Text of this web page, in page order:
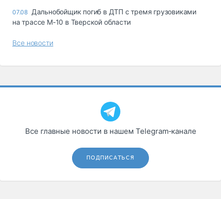
07.08 Дальнобойщик погиб в ДТП с тремя грузовиками
на трассе М-10 в Тверской области
Все новости
Все главные новости в нашем Telegram‑канале
ПОДПИСАТЬСЯ